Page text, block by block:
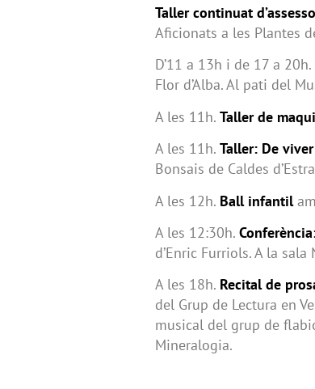
Taller continuat
Aficionats a les Plantes
D’11 a 13h i de 17 a 20h.
Flor d’Alba. Al pati del
A les 11h. Taller de
A les 11h. Taller: De
Bonsais de Caldes
A les 12h. Ball infantil
A les 12:30h.
d’Enric Furriols. A la sala
A les 18h. Recital de
del Grup de Lectura en
musical del grup de
Mineralogia.